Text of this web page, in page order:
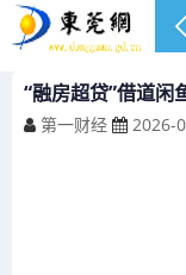
“融房超贷”借道闲
第一财经 2026-